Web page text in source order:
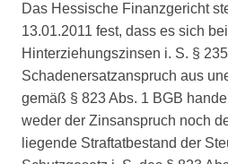
Das Hessische Finanzgericht
13.01.2011 fest, dass es sich
Hinterziehungszinsen i. S. §
Schadenersatzanspruch aus
gemäß § 823 Abs. 1 BGB
weder der Zinsanspruch noch
liegende Straftatbestand der